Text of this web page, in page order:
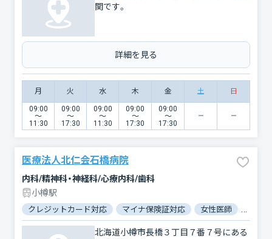
関です。
詳細を見る
月 火 水 木 金 土 日
09:00
〜
11:30
09:00
〜
17:30
09:00
〜
11:30
09:00
〜
17:30
09:00
〜
17:30
医療法人北仁会石橋病院
内科/精神科・神経科/心療内科/歯科
小樽駅
クレジットカード対応 マイナ保険証対応 女性医師
北海道小樽市長橋３丁目７番７号にある